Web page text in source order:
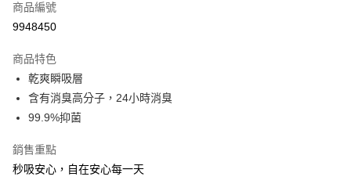
LINE Pay
街口支付
悠遊付
Google Pay
AFTEE先享後付
相關說明
商品編號
9948450
商品特色
乾爽瞬吸層
含有消臭高分子，24小時消臭
99.9%抑菌
銷售重點
秒吸安心，自在安心每一天